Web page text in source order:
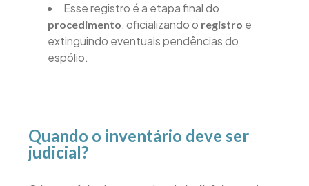
Esse registro é a etapa final do
procedimento, oficializando o registro e
extinguindo eventuais pendências do
espólio.
Quando o inventário deve ser
judicial?